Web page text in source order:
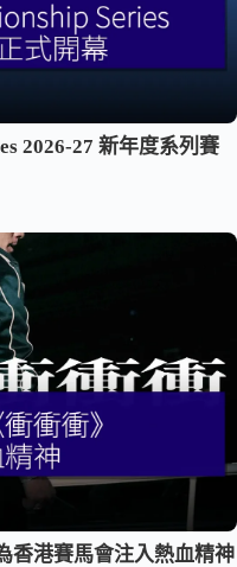
2026-27 新年度系列賽
香港賽馬會注入熱血精神